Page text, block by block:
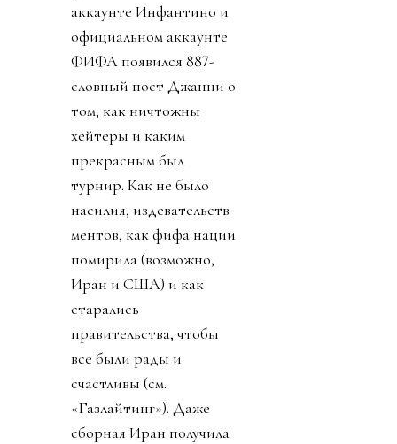
аккаунте Инфантино и
официальном аккаунте
ФИФА появился 887-
словный пост Джанни о
том, как ничтожны
хейтеры и каким
прекрасным был
турнир. Как не было
насилия, издевательств
ментов, как фифа нации
помирила (возможно,
Иран и США) и как
старались
правительства, чтобы
все были рады и
счастливы (см.
«Газлайтинг»). Даже
сборная Иран получила